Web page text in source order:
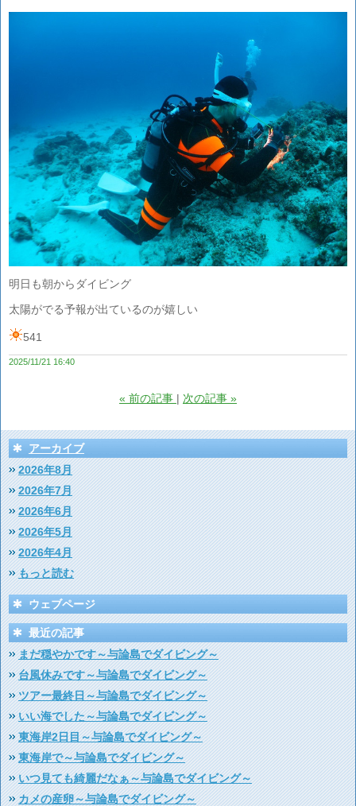
明日も朝からダイビング
太陽がでる予報が出ているのが嬉しい
541
2025/11/21 16:40
« 前の記事 次の記事 »
アーカイブ
2026年8月
2026年7月
2026年6月
2026年5月
2026年4月
もっと読む
ウェブページ
最近の記事
まだ穏やかです～与論島でダイビング～
台風休みです～与論島でダイビング～
ツアー最終日～与論島でダイビング～
いい海でした～与論島でダイビング～
東海岸2日目～与論島でダイビング～
東海岸で～与論島でダイビング～
いつ見ても綺麗だなぁ～与論島でダイビング～
カメの産卵～与論島でダイビング～